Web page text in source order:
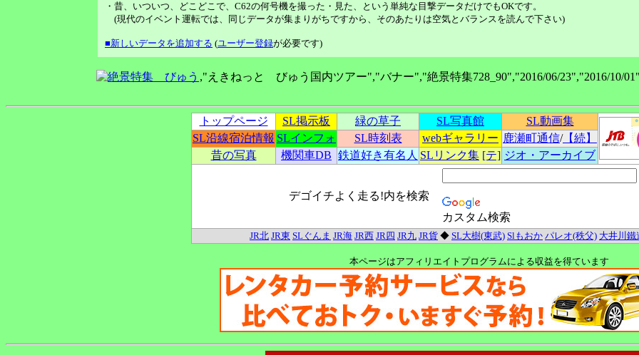
・昔、いついつ、どこどこで、C62の何号機を撮った・見た、という単純な目撃データだけでもOKです。
(現代のイベント運転では、同じデータが集まりがちですから、そのあたりは空気とバランスを読んで下さい)
■新しいデータを追加する (ユーザー登録が必要です)
,"えきねっと びゅう国内ツアー","バナー","絶景特集728_90","2016/06/23","2016/10/
トップページ SL掲示板 緑の草子 SL写真館
SL動画集
SL沿線宿泊情報 SLインフォ SL時刻表 webギャラリー 鹿瀬町通信/【続】
昔の写真
機関車DB 鉄道好き有名人 SLリンク集 [テ] ジオ・アーカイブ
デゴイチよく走る!内を検索
カスタム検索
JR北 JR東 SLぐんま JR海 JR西 JR四 JR九 JR貨 ◆ SL大樹(東武) Slもおか パレオ(秩父) 大井川鐵
本ページはアフィリエイトプログラムによる収益を得ています